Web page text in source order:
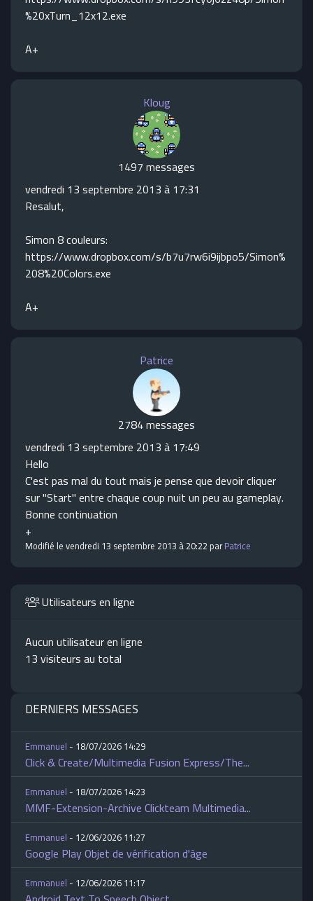
%20xTurn_12x12.exe
A+
Kloug
1497 messages
vendredi 13 septembre 2013 à 17:31
Resalut,
Simon 8 couleurs:
https://www.dropbox.com/s/b7u7rw6i9ijbpo5/Simon%
208%20Colors.exe
A+
Patrice
2784 messages
vendredi 13 septembre 2013 à 17:49
Hello
C'est pas mal du tout mais je pense que devoir cliquer
sur "Start" entre chaque coup nuit un peu au gameplay.
Bonne continuation
+
Modifié le vendredi 13 septembre 2013 à 20:22 parPatrice
Utilisateurs en ligne
Aucun utilisateur en ligne
13 visiteurs au total
DERNIERS MESSAGES
Emmanuel- 18/07/2026 14:29
Click & Create/Multimedia Fusion Express/The...
Emmanuel- 18/07/2026 14:23
MMF-Extension-Archive Clickteam Multimedia...
Emmanuel- 12/06/2026 11:27
Google Play Objet de vérification d'âge
Emmanuel- 12/06/2026 11:17